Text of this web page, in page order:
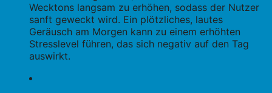
Wecktons langsam zu erhöhen, sodass der Nutzer
sanft geweckt wird. Ein plötzliches, lautes
Geräusch am Morgen kann zu einem erhöhten
Stresslevel führen, das sich negativ auf den Tag
auswirkt.